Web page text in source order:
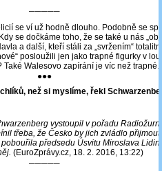
─────
se ví už hodně dlouho. Podobně se
se dočkáme toho, že se také u nás
a další, kteří stáli za „svržením“
posloužili jen jako trapné figurky v
Také Walesovo zapírání je víc než
●●●
než si myslíme, řekl
vystoupil v pořadu
třeba, že Česko by jich zvládlo přijmout
předsedu Úsvitu Miroslava
(EuroZprávy.cz, 18. 2. 2016, 13:22)
─────